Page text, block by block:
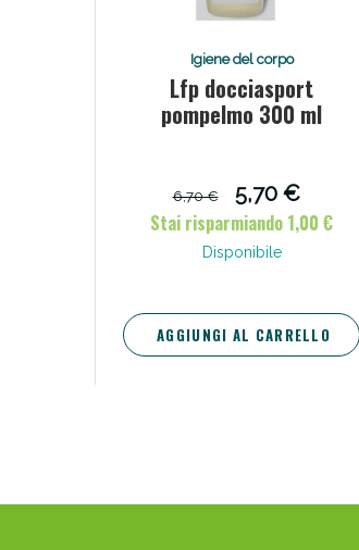
Igiene del corpo
Lfp docciasport
pompelmo 300 ml
6,70 €
5,70 €
Stai risparmiando 1,00 €
Disponibile
AGGIUNGI AL CARRELLO